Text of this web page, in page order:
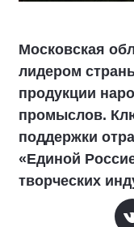
Московская
лидером
продукции
промыслов.
поддержки
«Единой
творческих